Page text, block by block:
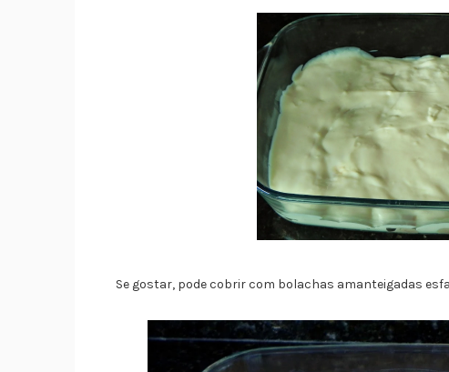
Se gostar, pode cobrir com bolachas amanteigadas